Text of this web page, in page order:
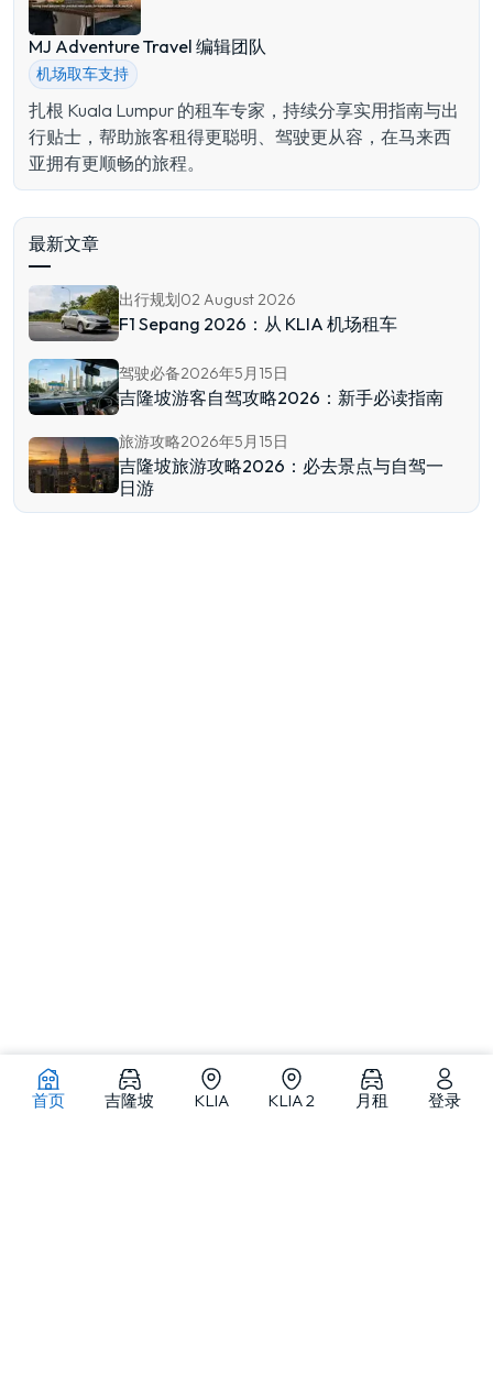
首页 吉隆坡 KLIA KLIA 2 月租 登录
MJ Adventure Travel 编辑团队
机场取车支持
扎根 Kuala Lumpur 的租车专家，持续分享实用指南与出
行贴士，帮助旅客租得更聪明、驾驶更从容，在马来西
亚拥有更顺畅的旅程。
最新文章
出行规划 02 August 2026
F1 Sepang 2026：从 KLIA 机场租车
驾驶必备2026年5月15日
吉隆坡游客自驾攻略2026：新手必读指南
旅游攻略2026年5月15日
吉隆坡旅游攻略2026：必去景点与自驾一
日游